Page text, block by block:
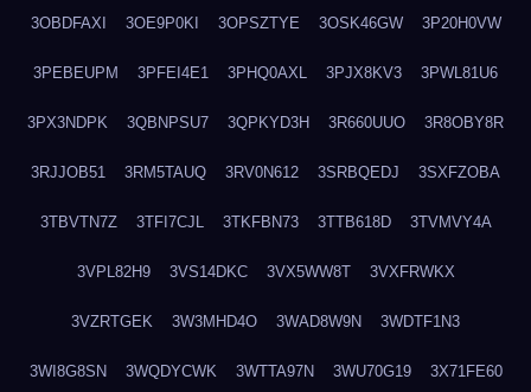
3OBDFAXI 3OE9P0KI 3OPSZTYE 3OSK46GW 3P20H0VW
3PEBEUPM 3PFEI4E1 3PHQ0AXL 3PJX8KV3 3PWL81U6
3PX3NDPK 3QBNPSU7 3QPKYD3H 3R660UUO 3R8OBY8R
3RJJOB51 3RM5TAUQ 3RV0N612 3SRBQEDJ 3SXFZOBA
3TBVTN7Z 3TFI7CJL 3TKFBN73 3TTB618D 3TVMVY4A
3VPL82H9 3VS14DKC 3VX5WW8T 3VXFRWKX
3VZRTGEK 3W3MHD4O 3WAD8W9N 3WDTF1N3
3WI8G8SN 3WQDYCWK 3WTTA97N 3WU70G19 3X71FE60